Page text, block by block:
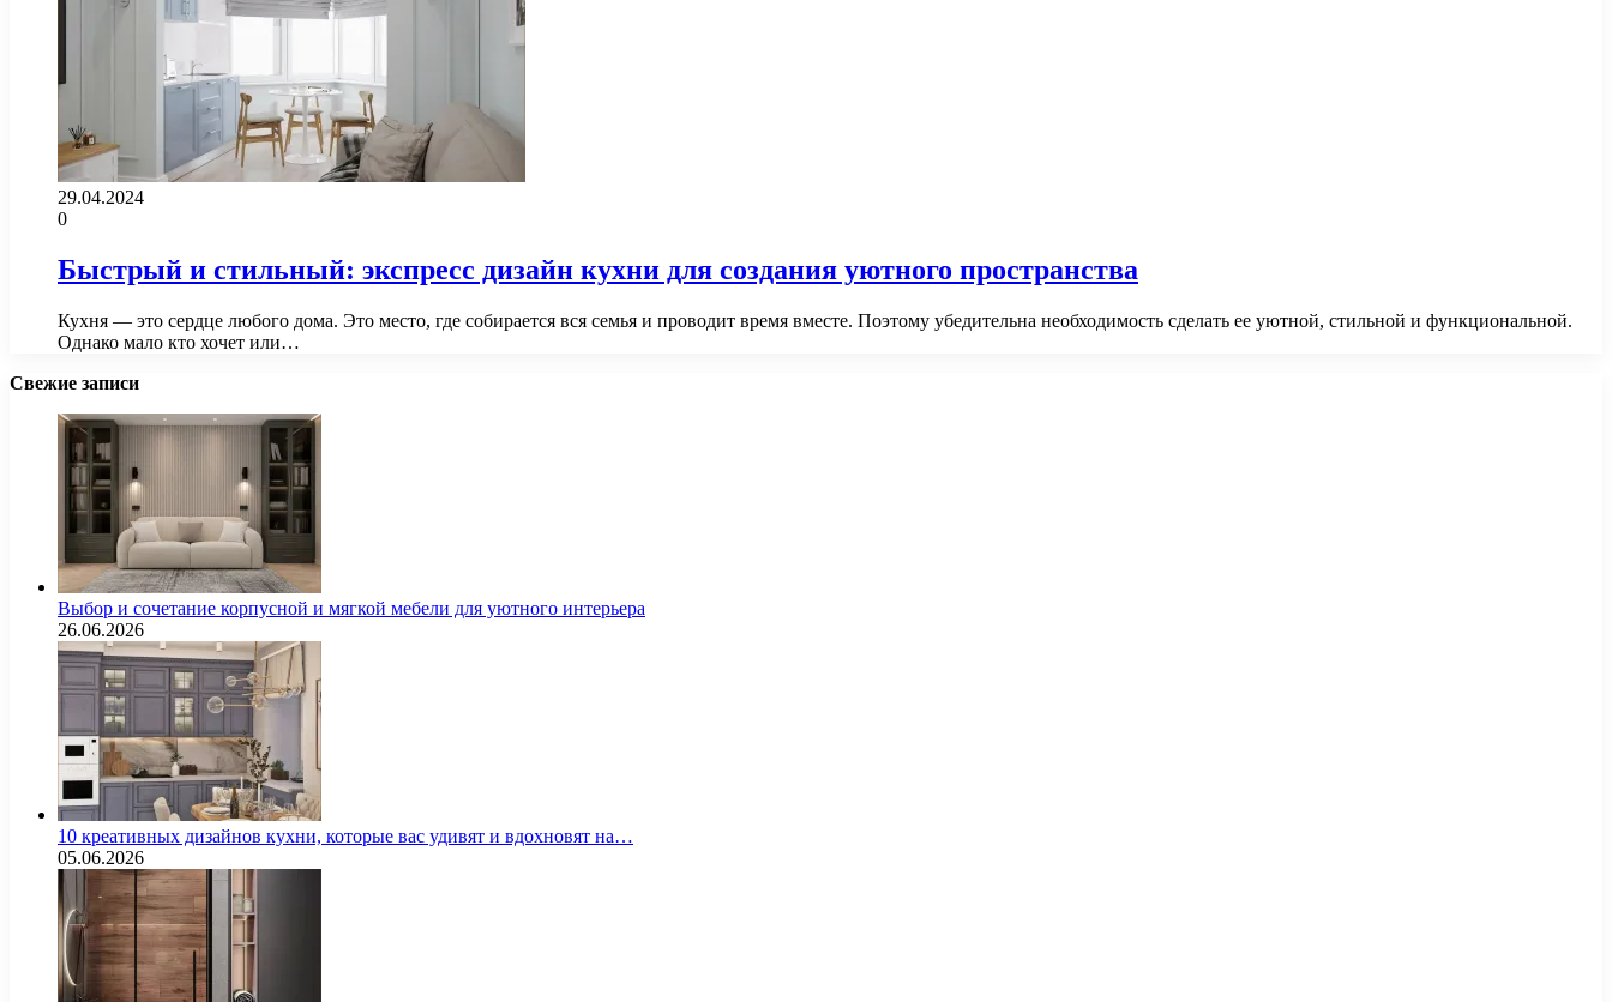
29.04.2024
0
Быстрый и стильный: экспресс дизайн кухни для создания уютного пространства
Кухня — это сердце любого дома. Это место, где собирается вся семья и проводит время вместе. Поэтому убедительна необходимость сделать ее уютной, стильной и функциональной.
Однако мало кто хочет или…
Свежие записи
Выбор и сочетание корпусной и мягкой мебели для уютного интерьера
26.06.2026
10 креативных дизайнов кухни, которые вас удивят и вдохновят на…
05.06.2026